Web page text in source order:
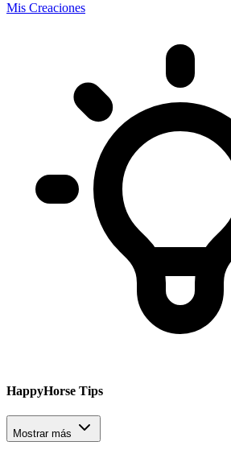
Mis Creaciones
HappyHorse Tips
Mostrar más